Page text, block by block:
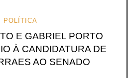
POLÍTICA
E GABRIEL PORTO
À CANDIDATURA DE
AO SENADO